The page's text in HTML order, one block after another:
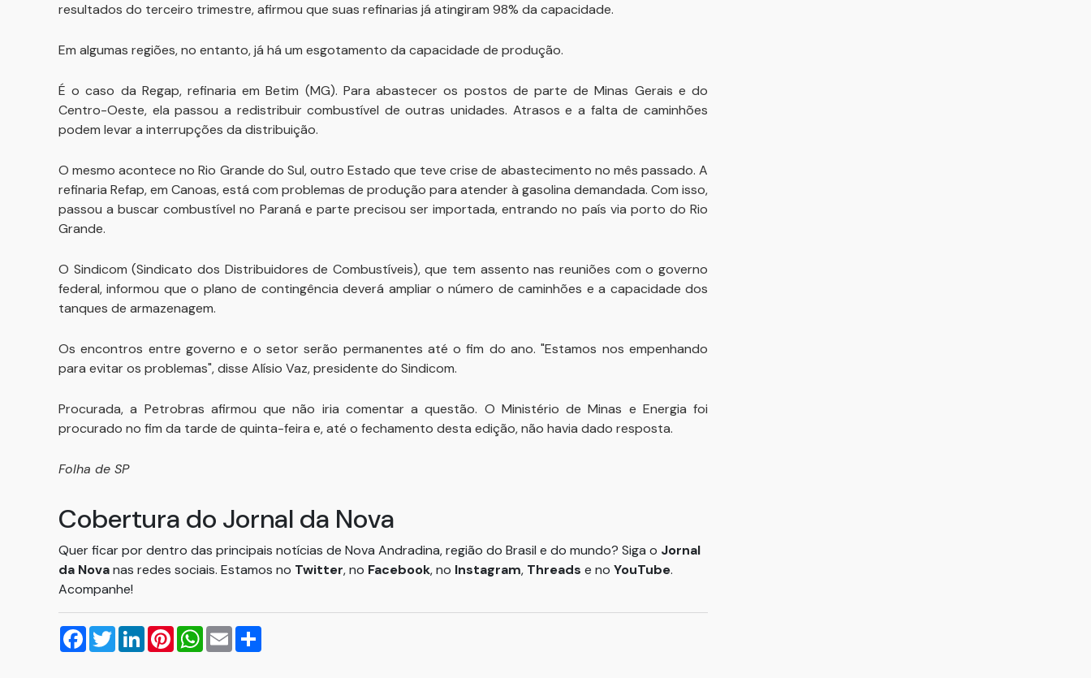
resultados do terceiro trimestre, afirmou que suas refinarias já atingiram 98% da capacidade.
Em algumas regiões, no entanto, já há um esgotamento da capacidade de produção.
É o caso da Regap, refinaria em Betim (MG). Para abastecer os postos de parte de Minas Gerais e do
Centro-Oeste, ela passou a redistribuir combustível de outras unidades. Atrasos e a falta de caminhões
podem levar a interrupções da distribuição.
O mesmo acontece no Rio Grande do Sul, outro Estado que teve crise de abastecimento no mês passado. A
refinaria Refap, em Canoas, está com problemas de produção para atender à gasolina demandada. Com isso,
passou a buscar combustível no Paraná e parte precisou ser importada, entrando no país via porto do Rio
Grande.
O Sindicom (Sindicato dos Distribuidores de Combustíveis), que tem assento nas reuniões com o governo
federal, informou que o plano de contingência deverá ampliar o número de caminhões e a capacidade dos
tanques de armazenagem.
Os encontros entre governo e o setor serão permanentes até o fim do ano. "Estamos nos empenhando
para evitar os problemas", disse Alísio Vaz, presidente do Sindicom.
Procurada, a Petrobras afirmou que não iria comentar a questão. O Ministério de Minas e Energia foi
procurado no fim da tarde de quinta-feira e, até o fechamento desta edição, não havia dado resposta.
Folha de SP
Cobertura do Jornal da Nova
Quer ficar por dentro das principais notícias de Nova Andradina, região do Brasil e do mundo? Siga o Jornal
da Novanas redes sociais. Estamos no Twitter, no Facebook, no Instagram, Threads e no YouTube.
Acompanhe!
Facebook
TwitterLinkedInPinterestWhatsApp
Email